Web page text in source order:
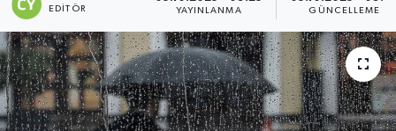
EDITÖR YAYINLANMA GÜNCELLEME